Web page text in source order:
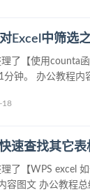
Excel中筛选
了【使用counta
钟。 办公教程内
18
速查找其它表
了【WPS excel
容图文 办公教程总